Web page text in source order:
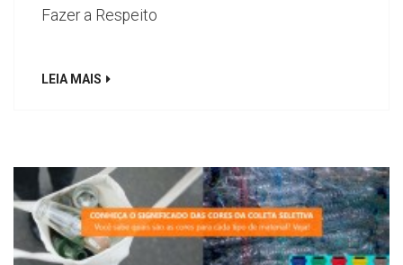
Fazer a Respeito
LEIA MAIS